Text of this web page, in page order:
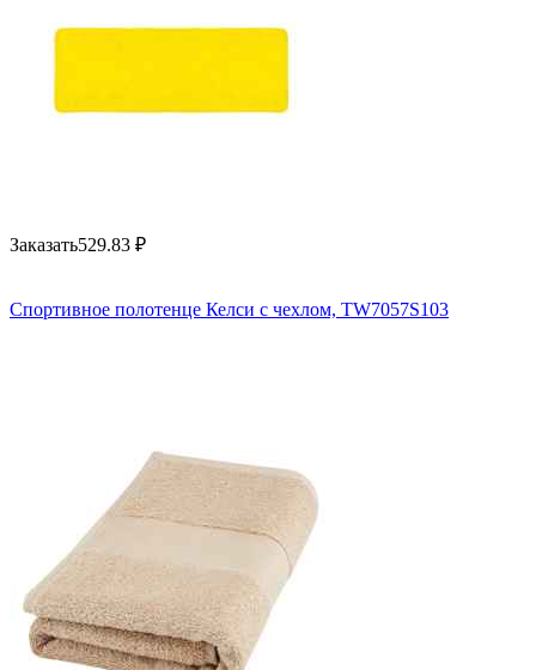
Заказать529.83 ₽
Спортивное полотенце Келси с чехлом, TW7057S103